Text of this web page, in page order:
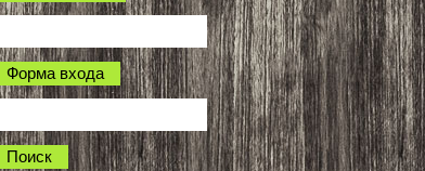
Форма входа
Поиск